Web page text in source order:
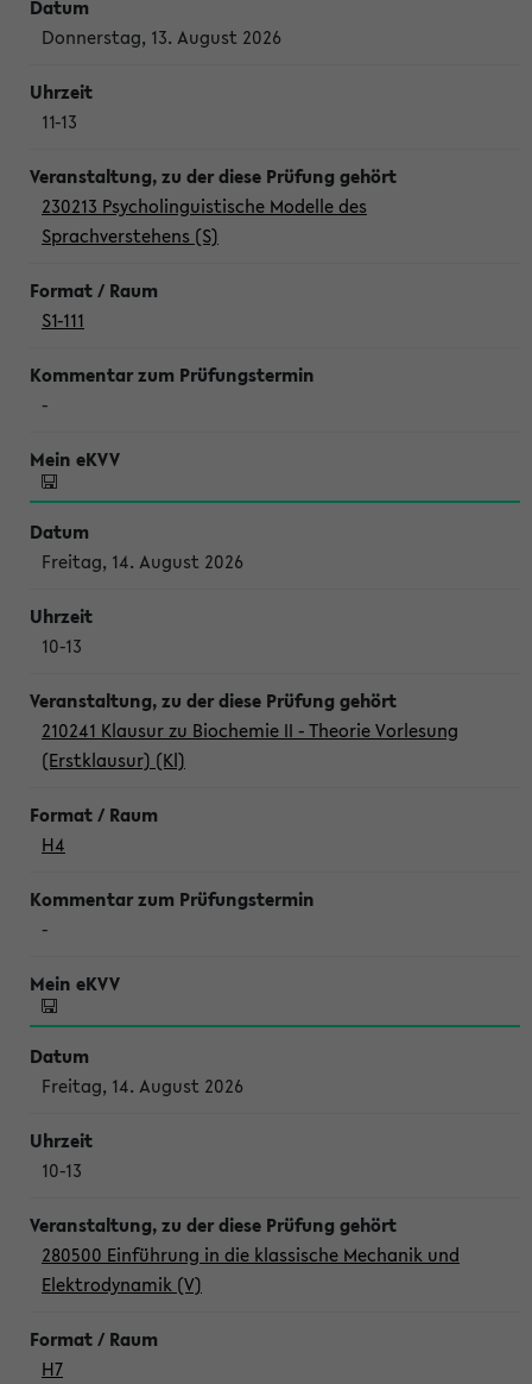
Donnerstag, 13. August 2026
11-13
230213 Psycholinguistische Modelle des
Sprachverstehens (S)
S1-111
-
Freitag, 14. August 2026
10-13
210241 Klausur zu Biochemie II - Theorie Vorlesung
(Erstklausur) (Kl)
H4
-
Freitag, 14. August 2026
10-13
280500 Einführung in die klassische Mechanik und
Elektrodynamik (V)
H7